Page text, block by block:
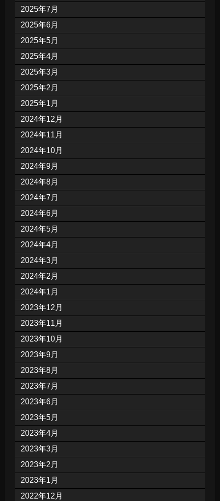
2025年7月
2025年6月
2025年5月
2025年4月
2025年3月
2025年2月
2025年1月
2024年12月
2024年11月
2024年10月
2024年9月
2024年8月
2024年7月
2024年6月
2024年5月
2024年4月
2024年3月
2024年2月
2024年1月
2023年12月
2023年11月
2023年10月
2023年9月
2023年8月
2023年7月
2023年6月
2023年5月
2023年4月
2023年3月
2023年2月
2023年1月
2022年12月